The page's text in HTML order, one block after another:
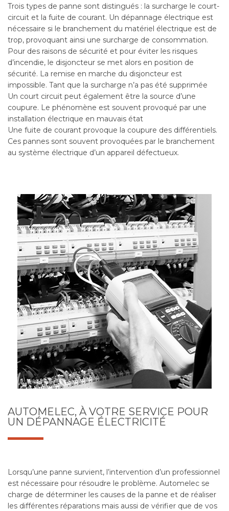
Trois types de panne sont distingués : la surcharge le court-
circuit et la fuite de courant. Un dépannage électrique est
nécessaire si le branchement du matériel électrique est de
trop, provoquant ainsi une surcharge de consommation.
Pour des raisons de sécurité et pour éviter les risques
d’incendie, le disjoncteur se met alors en position de
sécurité. La remise en marche du disjoncteur est
impossible. Tant que la surcharge n’a pas été supprimée
Un court circuit peut également être la source d’une
coupure. Le phénomène est souvent provoqué par une
installation électrique en mauvais état
Une fuite de courant provoque la coupure des différentiels.
Ces pannes sont souvent provoquées par le branchement
au système électrique d’un appareil défectueux.
AUTOMELEC, À VOTRE SERVICE POUR
UN DÉPANNAGE ÉLECTRICITÉ
Lorsqu’une panne survient, l’intervention d’un professionnel
est nécessaire pour résoudre le problème. Automelec se
charge de déterminer les causes de la panne et de réaliser
les différentes réparations mais aussi de vérifier que de vos